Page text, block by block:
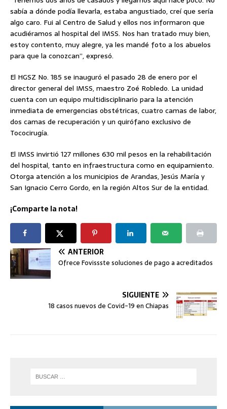
sabía a dónde podía llevarla, estaba angustiado, creí que sería
algo caro. Fui al Centro de Salud y ellos nos informaron que
acudiéramos al hospital del IMSS. Nos han tratado muy bien,
estoy contento, muy alegre, ya les mandé foto a los abuelos
para que la conozcan”, expresó.
El HGSZ No. 185 se inauguró el pasado 28 de enero por el
director general del IMSS, maestro Zoé Robledo. La unidad
cuenta con un equipo multidisciplinario para la atención
inmediata de emergencias obstétricas, cuatro camas de labor,
dos camas de recuperación y un quirófano exclusivo de
Tococirugía.
El IMSS invirtió 127 millones 630 mil pesos en la rehabilitación
del hospital, tanto en infraestructura como en equipamiento.
Otorga atención a los municipios de Arandas, Jesús María y
San Ignacio Cerro Gordo, en la región Altos Sur de la entidad.
¡Comparte la nota!
ANTERIOR
Ofrece Fovissste soluciones de pago a acreditados
SIGUIENTE
18 casos nuevos de Covid-19 en Chiapas